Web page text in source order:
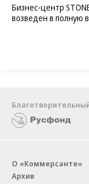
Бизнес-центр
возведен в полную
О «Коммерсанте»
Архив